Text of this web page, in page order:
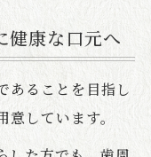
健康な口元へ
あることを目指し
しています。